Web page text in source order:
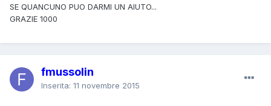
SE QUANCUNO PUO DARMI UN AIUTO...
GRAZIE 1000
fmussolin
Inserita: 11 novembre 2015